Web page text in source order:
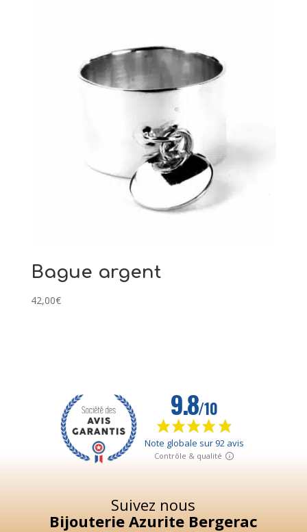
Bague argent
42,00€
Suivez nous
Bijouterie Azurite Bergerac